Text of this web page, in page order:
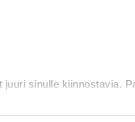
sinulle kiinnostavia.